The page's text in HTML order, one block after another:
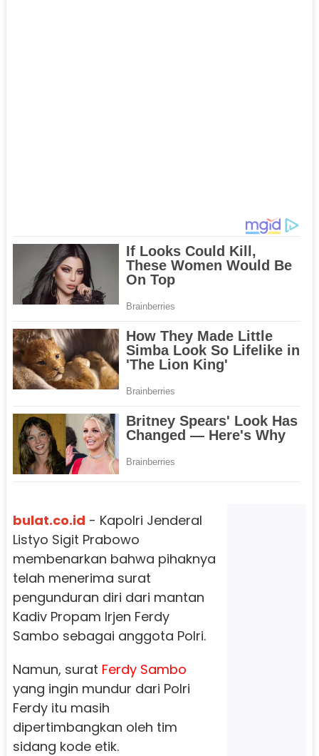
bulat.co.id - Kapolri Jenderal
Listyo Sigit Prabowo
membenarkan bahwa pihaknya
telah menerima surat
pengunduran diri dari mantan
Kadiv Propam Irjen Ferdy
Sambo sebagai anggota Polri.
Namun, surat Ferdy Sambo
yang ingin mundur dari Polri
Ferdy itu masih
dipertimbangkan oleh tim
sidang kode etik.